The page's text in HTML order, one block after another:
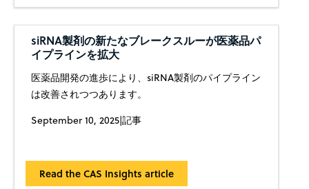
siRNA製剤の新たなブレークスルーが医薬品パ
イプラインを拡大
医薬品開発の進歩により、siRNA製剤のパイプライン
は改善されつつあります。
September 10, 2025|記事
Read the CAS Insights article